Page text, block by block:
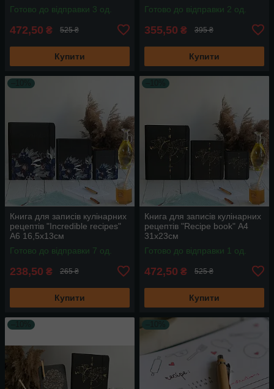
Готово до відправки 3 од.
472,50 ₴ 525 ₴
Купити
Готово до відправки 2 од.
355,50 ₴ 395 ₴
Купити
Книга для записів кулінарних
рецептів "Incredible recipes"
А6 16,5х13см
Готово до відправки 7 од.
238,50 ₴ 265 ₴
Купити
Книга для записів кулінарних
рецептів "Recipe book" А4
31х23см
Готово до відправки 1 од.
472,50 ₴ 525 ₴
Купити